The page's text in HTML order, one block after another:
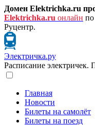
Домен Elektrichka.ru
Elektrichka.ru онлайн по
Руцентр.
Электричка.ру
Расписание электричек.
Главная
Новости
Билеты на самолёт
Билеты на поезд